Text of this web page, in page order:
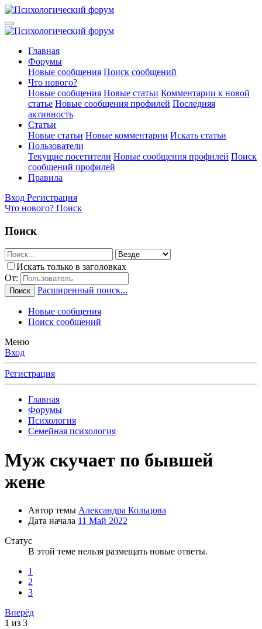
Главная
Форумы
Новые сообщения Поиск сообщений
Что нового?
Новые сообщения Новые статьи Комментарии к новой
статье Новые сообщения профилей Последняя
активность
Статьи
Новые статьи Новые комментарии Искать статьи
Пользователи
Текущие посетители Новые сообщения профилей Поиск
сообщений профилей
Правила
Вход Регистрация
Что нового? Поиск
Поиск
Искать только в заголовках
От:
Поиск Расширенный поиск...
Новые сообщения
Поиск сообщений
Меню
Вход
Регистрация
Главная
Форумы
Психология
Семейная психология
Муж скучает по бывшей
жене
Автор темы Александра Кольцова
Дата начала 11 Май 2022
Статус
В этой теме нельзя размещать новые ответы.
1
2
3
Вперёд
1 из 3